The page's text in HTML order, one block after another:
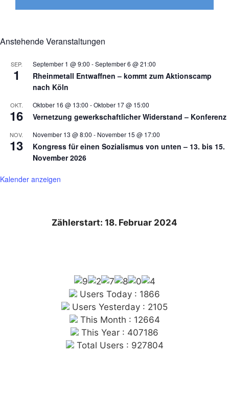
Anstehende Veranstaltungen
SEP.
1
September 1 @ 9:00 -September 6 @ 21:00
Rheinmetall Entwaffnen – kommt zum Aktionscamp
nach Köln
OKT.
16
Oktober 16 @ 13:00 -Oktober 17 @ 15:00
Vernetzung gewerkschaftlicher Widerstand – Konferenz
NOV.
13
November 13 @ 8:00 - November 15 @ 17:00
Kongress für einen Sozialismus von unten – 13. bis 15.
November 2026
Kalender anzeigen
Zählerstart: 18. Februar 2024
Users Today : 1866
Users Yesterday : 2105
This Month : 12664
This Year : 407186
Total Users : 927804